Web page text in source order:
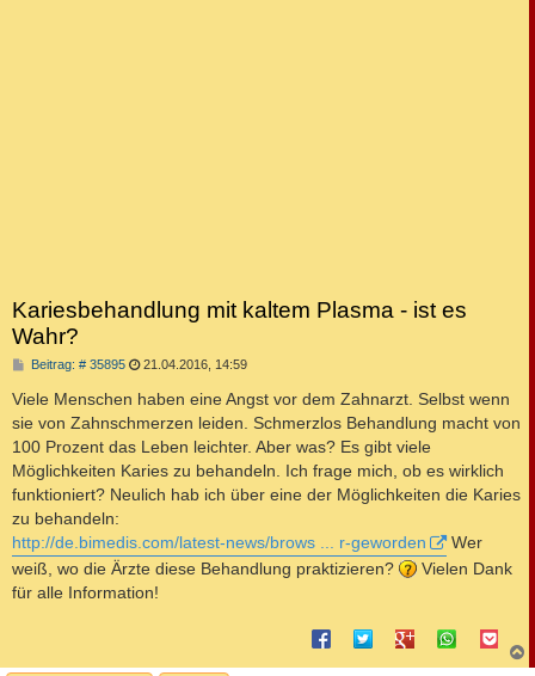
Kariesbehandlung mit kaltem Plasma - ist es
Wahr?
Beitrag: # 35895B
i
t
r
g
21.04.2016, 14:59
Viele Menschen haben eine Angst vor dem Zahnarzt. Selbst wenn
sie von Zahnschmerzen leiden. Schmerzlos Behandlung macht von
100 Prozent das Leben leichter. Aber was? Es gibt viele
Möglichkeiten Karies zu behandeln. Ich frage mich, ob es wirklich
funktioniert? Neulich hab ich über eine der Möglichkeiten die Karies
zu behandeln:
http://de.bimedis.com/latest-news/brows ... r-geworden
Wer
weiß, wo die Ärzte diese Behandlung praktizieren?
Vielen Dank
für alle Information!
a